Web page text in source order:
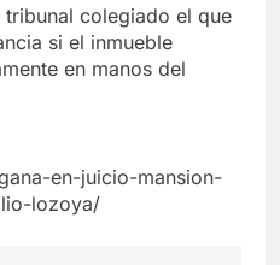
colegiado el que
si el inmueble
en manos del
en-juicio-mansion-
lozoya/